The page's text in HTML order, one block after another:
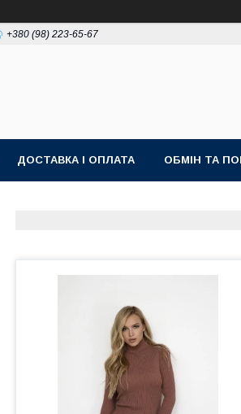
+380 (98) 223-65-67
ДОСТАВКА І ОПЛАТА ОБМІН ТА